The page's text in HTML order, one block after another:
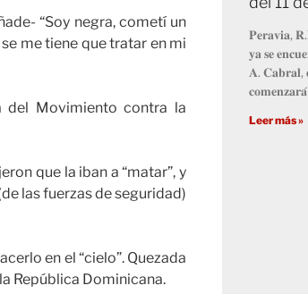
“Soy negra, cometí un
me tiene que tratar en mi
del Movimiento contra la
que la iban a “matar”, y
las fuerzas de seguridad)
en el “cielo”. Quezada
República Dominicana.
𝐏𝐞𝐫𝐚𝐯𝐢𝐚,
𝐲𝐚 𝐬𝐞
𝐀. 𝐂𝐚𝐛𝐫𝐚𝐥,
Leer más »